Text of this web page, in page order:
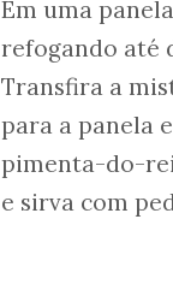
Em uma
refogando até
Transfira a
para a panela
pimenta-do-
e sirva com